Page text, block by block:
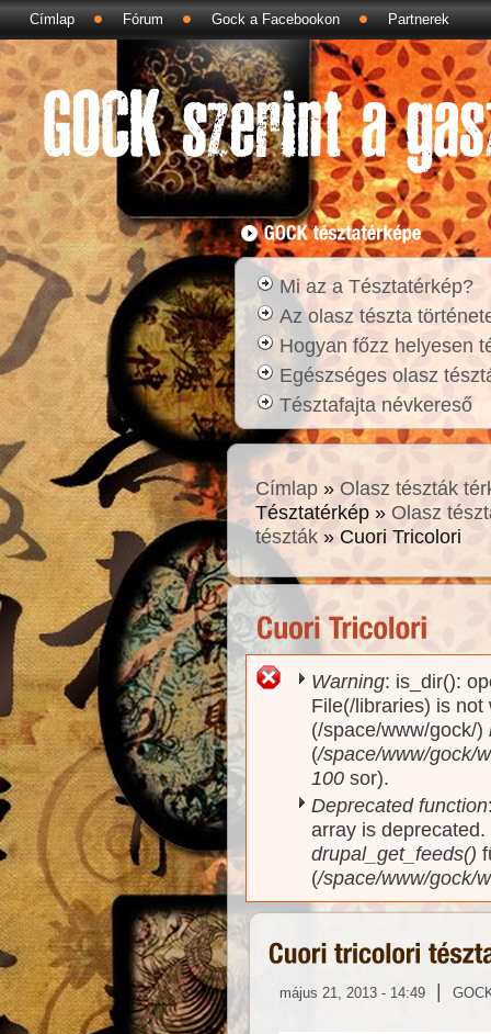
Címlap Fórum Gock a Facebookon Partnerek
Mi az a Tésztatérkép?
Az olasz tészta
Hogyan főzz helyesen
Egészséges olasz
Tésztafajta névkereső
Címlap »Olasz tészták
Tésztatérkép » Olasz
tészták » Cuori Tricolori
Hibaüzenet
Warning: is_dir():
File(/libraries) is
(/space/www/gock/)
(/space/www/gock/
100 sor).
Deprecated function
array is
drupal_get_feeds()
(/space/www/gock/
május 21, 2013 - 14:49 |